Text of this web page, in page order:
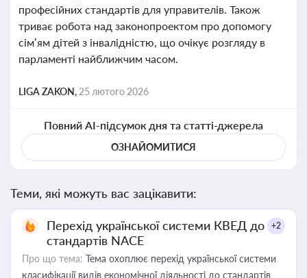
професійних стандартів для управителів. Також
триває робота над законопроектом про допомогу
сім’ям дітей з інвалідністю, що очікує розгляду в
парламенті найближчим часом.
LIGA ZAKON, 25 лютого 2026
Повний AI-підсумок дня та статті-джерела
ОЗНАЙОМИТИСЯ
Теми, які можуть вас зацікавити:
Перехід української системи КВЕД до
стандартів NACE
+2
Про що тема: Тема охоплює перехід української системи
класифікації видів економічної діяльності до стандартів